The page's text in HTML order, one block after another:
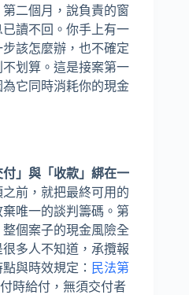
二個月，說負責的窗
讀不回。你手上有一
該怎麼辦，也不確定
划算。這是接案第一
它同時消耗你的現金
」與「收款」綁在一
前，就把最終可用的
唯一的談判籌碼。第
個案子的現金風險全
多人不知道，承攬報
與時效規定： 民法第
時給付，無須交付者